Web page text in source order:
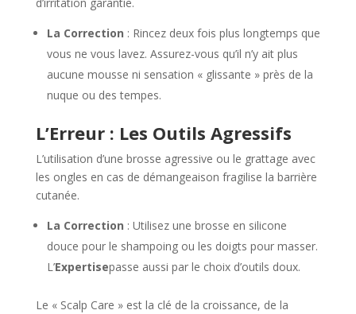
La Correction : Rincez deux fois plus longtemps que
vous ne vous lavez. Assurez-vous qu’il n’y ait plus
aucune mousse ni sensation « glissante » près de la
nuque ou des tempes.
L’Erreur : Les Outils Agressifs
L’utilisation d’une brosse agressive ou le grattage avec
les ongles en cas de démangeaison fragilise la barrière
cutanée.
La Correction : Utilisez une brosse en silicone
douce pour le shampoing ou les doigts pour masser.
L’Expertisepasse aussi par le choix d’outils doux.
Le « Scalp Care » est la clé de la croissance, de la